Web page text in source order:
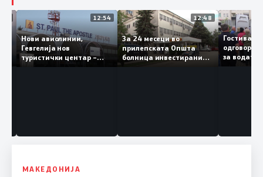
12:54
Нови авиолинии,
Гевгелија нов
туристички центар –
туризмот останува
12:48
За 24 месеци во
прилепската Општа
болница инвестирани
за
да ја
МАКЕДОНИЈА